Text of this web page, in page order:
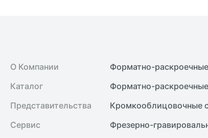
О Компании
Каталог
Представительства
Сервис
Форматно-
Форматно-
Кромкооблицовочные
Фрезерно-